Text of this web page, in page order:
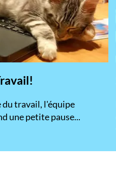
du travail, l'équipe
une petite pause...